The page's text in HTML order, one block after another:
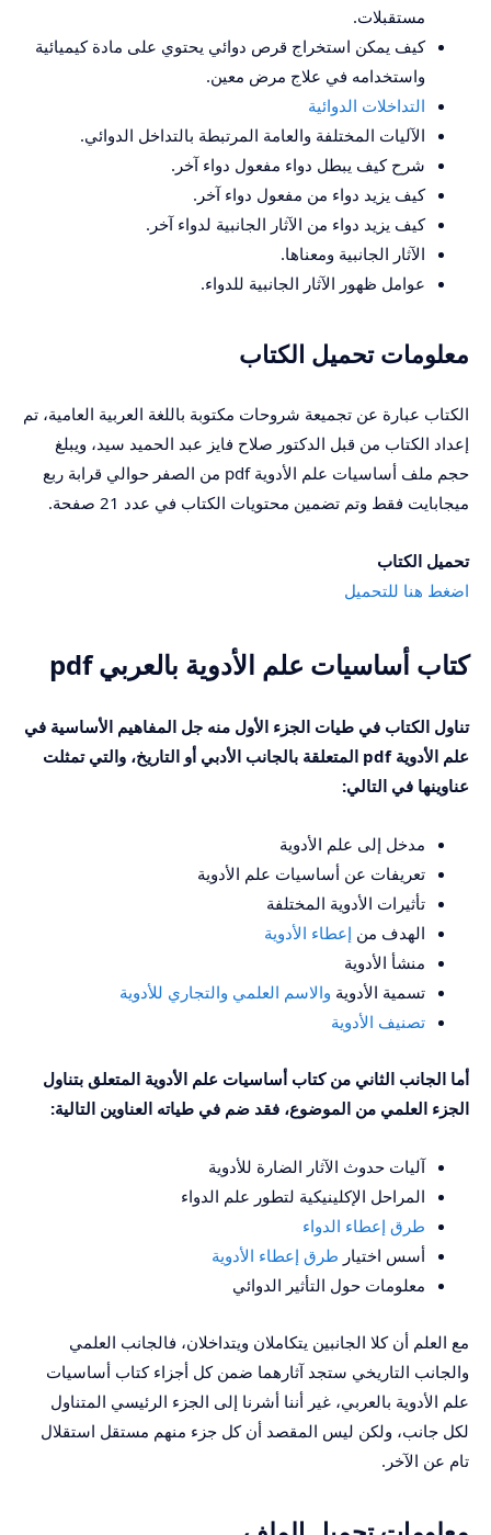
مستقبلات.
كيف يمكن استخراج قرص دوائي يحتوي على مادة كيميائية
واستخدامه في علاج مرض معين.
التداخلات الدوائية
الآليات المختلفة والعامة المرتبطة بالتداخل الدوائي.
شرح كيف يبطل دواء مفعول دواء آخر.
كيف يزيد دواء من مفعول دواء آخر.
كيف يزيد دواء من الآثار الجانبية لدواء آخر.
الآثار الجانبية ومعناها.
عوامل ظهور الآثار الجانبية للدواء.
معلومات تحميل الكتاب
الكتاب عبارة عن تجميعة شروحات مكتوبة باللغة العربية العامية، تم
إعداد الكتاب من قبل الدكتور صلاح فايز عبد الحميد سيد، ويبلغ
حجم ملف أساسيات علم الأدوية pdf من الصفر حوالي قرابة ربع
ميجابايت فقط وتم تضمين محتويات الكتاب في عدد 21 صفحة.
تحميل الكتاب
اضغط هنا للتحميل
كتاب أساسيات علم الأدوية بالعربي pdf
تناول الكتاب في طيات الجزء الأول منه جل المفاهيم الأساسية في
علم الأدوية pdf المتعلقة بالجانب الأدبي أو التاريخ، والتي تمثلت
عناوينها في التالي:
مدخل إلى علم الأدوية
تعريفات عن أساسيات علم الأدوية
تأثيرات الأدوية المختلفة
الهدف من إعطاء الأدوية
منشأ الأدوية
تسمية الأدوية والاسم العلمي والتجاري للأدوية
تصنيف الأدوية
أما الجانب الثاني من كتاب أساسيات علم الأدوية المتعلق بتناول
الجزء العلمي من الموضوع، فقد ضم في طياته العناوين التالية:
آليات حدوث الآثار الضارة للأدوية
المراحل الإكلينيكية لتطور علم الدواء
طرق إعطاء الدواء
أسس اختيار طرق إعطاء الأدوية
معلومات حول التأثير الدوائي
مع العلم أن كلا الجانبين يتكاملان ويتداخلان، فالجانب العلمي
والجانب التاريخي ستجد آثارهما ضمن كل أجزاء كتاب أساسيات
علم الأدوية بالعربي، غير أننا أشرنا إلى الجزء الرئيسي المتناول
لكل جانب، ولكن ليس المقصد أن كل جزء منهم مستقل استقلال
تام عن الآخر.